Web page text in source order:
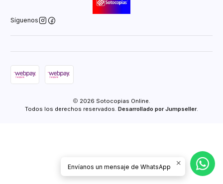
Síguenos
2026 Sotocopias Online.
Todos los derechos reservados. Desarrollado por Jumpseller.
Envíanos un mensaje de WhatsApp